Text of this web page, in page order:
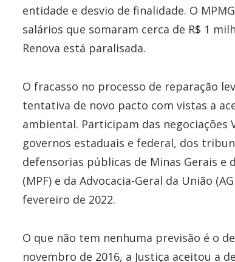
entidade e desvio de finalidade. O
salários que somaram cerca de R$ 1
Renova está paralisada.
O fracasso no processo de reparação
tentativa de novo pacto com vistas a
ambiental. Participam das negociações
governos estaduais e federal, dos
defensorias públicas de Minas Gerais
(MPF) e da Advocacia-Geral da União
fevereiro de 2022.
O que não tem nenhuma previsão é o
novembro de 2016, a Justiça aceitou a